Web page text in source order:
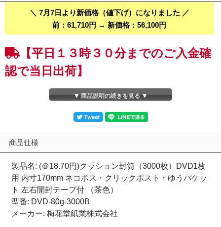
＼ 7月7日より新価格（値下げ）になりました ／
前：61,710円 → 新価格：56,100円
【平日１３時３０分までのご入金確
認で当日出荷】
【１０箱（３０００枚）】内寸170mm ネコポス、らくらくメルカ
リ便・ゆうパケット、ゆうゆうメルカリ便対応 ＤＶＤ１枚用クッ
ション封筒 （ＤＶＤ・ＣＤ・ＤＳ・ＰＳ３ソフト用）封筒とエア
キャップが一体となった左右開き簡易開封テープ、クイック封かん
シール付のクッション封筒です。 【未晒（みさらし）,茶色】
●ネコポス、らくらくメルカリ便をご利用頂けます。
同サイズで厚み2～3mm！薄手エアキャップクッション封筒
（未晒）はコチラ
クッション封筒比較一覧表はコチラから
▼ 商品説明の続きを見る ▼
商品仕様
製品名: (＠18.70円)クッション封筒（3000枚）DVD1枚
用 内寸170mm ネコポス・クリックポスト・ゆうパケッ
ト 左右開封テープ付 （茶色）
型番: DVD-80g-3000B
メーカー: 梅花堂紙業株式会社